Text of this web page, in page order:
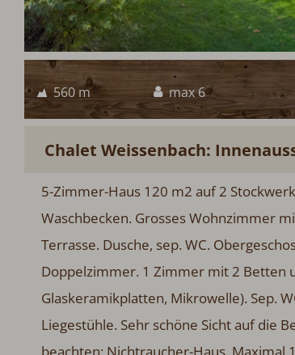
560 m max 6
Chalet Weissenbach:
5-Zimmer-Haus 120 m2 auf 2
Waschbecken. Grosses Wohnzimmer
Terrasse. Dusche, sep. WC.
Doppelzimmer. 1 Zimmer mit 2 Betten
Glaskeramikplatten, Mikrowelle). Sep.
Liegestühle. Sehr schöne Sicht auf die